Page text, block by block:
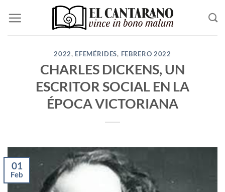
contenido
2022, EFEMÉRIDES, FEBRERO 2022
CHARLES DICKENS, UN
ESCRITOR SOCIAL EN LA
ÉPOCA VICTORIANA
01
Feb